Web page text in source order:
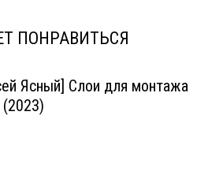
ПОНРАВИТЬСЯ
Ясный] Слои для монтажа